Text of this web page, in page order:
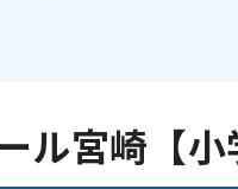
ル宮崎【